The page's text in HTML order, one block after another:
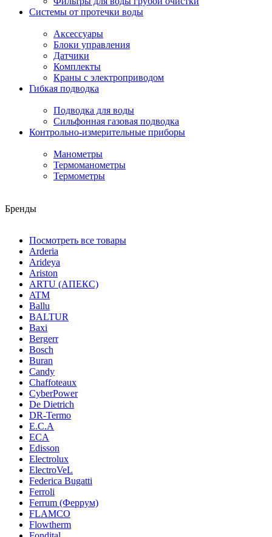
Системы от протечки воды
Аксессуары
Блоки управления
Датчики
Комплекты
Краны с электроприводом
Гибкая подводка
Подводка для воды
Сильфонная газовая подводка
Контрольно-измерительные приборы
Манометры
Термоманометры
Термометры
Бренды
Посмотреть все товары
Arderia
Arideya
Ariston
ARTU (АПЕКС)
ATM
Ballu
BALTUR
Baxi
Bergerr
Bosch
Buran
Candy
Chaffoteaux
CyberPower
De Dietrich
DR-Termo
E.C.A
ECA
Edisson
Electrolux
ElectroVeL
Federica Bugatti
Ferroli
Ferrum (Феррум)
FLAMCO
Flowtherm